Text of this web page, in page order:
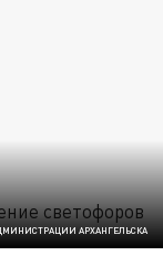
АРХАНГЕЛЬСКА